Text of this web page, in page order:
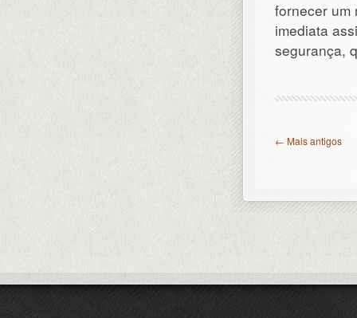
fornecer um
imediata
segurança,
← Mais antigos